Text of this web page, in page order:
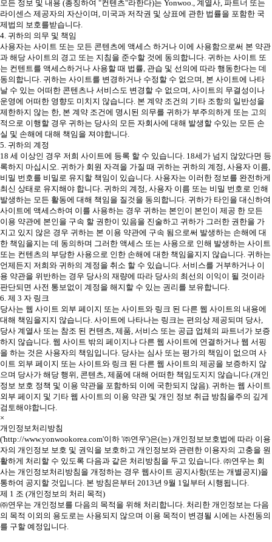
모든 정보 및 내용 (총칭하여 "컨텐츠"라한다)는 Yonwoo., 계열사, 파트너 또는
라이센스 제공자의 자산이며, 미국과 저작권 및 상표에 관한 법률을 포함한 국
제법의 보호를받습니다.
4. 귀하의 의무 및 책임
사용자는 사이트 또는 모든 콘텐츠에 액세스 하거나 이에 사용함으로써 본 약관
과 해당 사이트의 경고 또는 지침을 준수할 것에 동의합니다. 귀하는 사이트 또
는 컨텐트를 액세스하거나 사용할 때 법률, 관습 및 선의에 따라 행동한다는 데
동의합니다. 귀하는 사이트를 변경하거나 수정할 수 없으며, 본 사이트에 나타
날 수 있는 어떠한 콘텐츠나 서비스도 변경할 수 없으며, 사이트의 무결성이나
운영에 어떠한 영향도 미치지 않습니다. 본 계약 조건의 기타 조항의 일반성을
제한하지 않는 한, 본 계약 조건에 명시된 의무를 귀하가 부주의하게 또는 고의
적으로 이행할 경우 귀하는 당사의 모든 자회사에 대해 발생할 수있는 모든 손
실 및 손해에 대해 책임을 져야합니다.
5. 귀하의 계정
18 세 이상인 경우 저희 사이트에 등록 할 수 있습니다. 18세가 넘지 않았다면 등
록하지 마십시오. 귀하가 회원 자격을 가질 때 귀하는 귀하의 계정, 사용자 이름,
비밀 번호를 비밀로 유지할 책임이 있습니다. 사용자는 이러한 정보를 완전하게
최신 상태로 유지해야 합니다. 귀하의 계정, 사용자 이름 또는 비밀 번호로 인해
발생하는 모든 활동에 대해 책임을 질것을 동의합니다. 귀하가 타인을 대신하여
사이트에 액세스하여 이를 사용하는 경우 귀하는 본인이 본인이 제공 한 모든
이용 약관에 본인을 구속 할 권한이 있음을 진술하고 귀하가 그러한 권한을 가
지고 있지 않은 경우 귀하는 본 이용 약관에 구속 됨으로써 발생하는 손해에 대
한 책임을지는 데 동의하며 그러한 액세스 또는 사용으로 인해 발생하는 사이트
또는 컨텐츠의 부당한 사용으로 인한 손해에 대한 책임을지지 않습니다. 귀하는
언제든지 저희와 귀하의 계정을 취소 할 수 있습니다. 서비스를 거부하거나 이
용 약관을 위반하는 경우 당사의 재량에 따라 당사의 최선의 이익이 될 것이라
판단되면 사전 통보없이 계정을 해지할 수 있는 권리를 보유합니다.
6. 제 3 자 링크
당사는 웹 사이트 외부 페이지 또는 사이트와 링크 된 다른 웹 사이트의 내용에
대해 책임을지지 않습니다. 사이트에 나타나는 링크는 편의상 제공되며 당사,
당사 계열사 또는 참조 된 컨텐츠, 제품, 서비스 또는 공급 업체의 파트너가 보증
하지 않습니다. 웹 사이트 밖의 페이지나 다른 웹 사이트에 연결하거나 웹 서핑
을 하는 것은 사용자의 책임입니다. 당사는 심사 또는 평가의 책임이 없으며 사
이트 외부 페이지 또는 사이트와 링크 된 다른 웹 사이트의 제공을 보증하지 않
으며 당사가 해당 행위, 콘텐츠, 제품에 대해 어떠한 책임도지지 않습니다.(개인
정보 보호 정책 및 이용 약관을 포함하되 이에 국한되지 않음). 귀하는 웹 사이트
외부 페이지 및 기타 웹 사이트의 이용 약관 및 개인 정보 취급 방침을주의 깊게
검토해야합니다.
×
개인정보처리방침
('http://www.yonwookorea.com'이하 '㈜연우')은(는) 개인정보보호법에 따라 이용
자의 개인정보 보호 및 권익을 보호하고 개인정보와 관련한 이용자의 고충을 원
활하게 처리할 수 있도록 다음과 같은 처리방침을 두고 있습니다. ㈜연우는 회
사는 개인정보처리방침을 개정하는 경우 웹사이트 공지사항(또는 개별공지)을
통하여 공지할 것입니다. 본 방침은부터 2013년 9월 1일부터 시행됩니다.
제 1 조 (개인정보의 처리 목적)
㈜연우는 개인정보를 다음의 목적을 위해 처리합니다. 처리한 개인정보는 다음
의 목적 이외의 용도로는 사용되지 않으며 이용 목적이 변경될 시에는 사전동의
를 구할 예정입니다.